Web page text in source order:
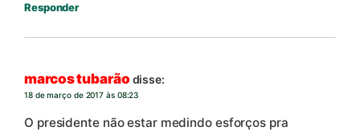
Responder
marcos tubarão disse:
18 de março de 2017 às 08:23
O presidente não estar medindo esforços pra